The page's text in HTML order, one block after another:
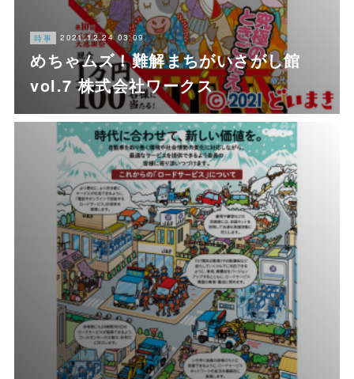
時事 2021.12.24 03:09
めちゃムズ！難解まちがいさがし館
vol.7 株式会社ワークス